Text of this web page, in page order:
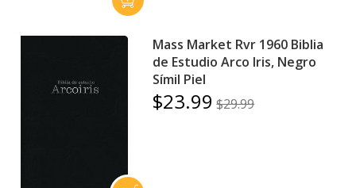
Mass Market Rvr 1960 Biblia
de Estudio Arco Iris, Negro
Símil Piel
$23.99 $29.99